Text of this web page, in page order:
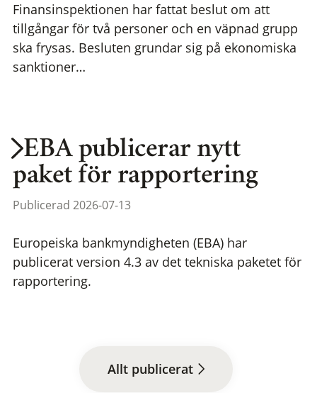
Finansinspektionen har fattat beslut om att
tillgångar för två personer och en väpnad grupp
ska frysas. Besluten grundar sig på ekonomiska
sanktioner…
EBA publicerar nytt
paket för rapportering
Publicerad 2026-07-13
Europeiska bankmyndigheten (EBA) har
publicerat version 4.3 av det tekniska paketet för
rapportering.
Allt publicerat